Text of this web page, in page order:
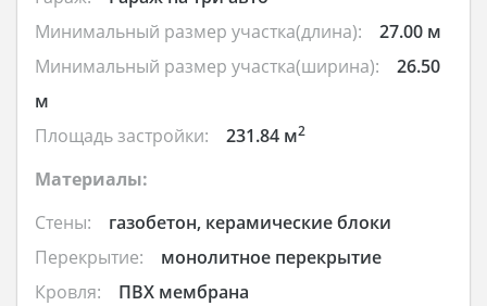
Минимальный размер участка(длина):
27.00 м
Минимальный размер участка(ширина):
26.50
м
Площадь застройки:
231.84 м2
Материалы:
Стены:
газобетон, керамические блоки
Перекрытие:
монолитное перекрытие
Кровля:
ПВХ мембрана